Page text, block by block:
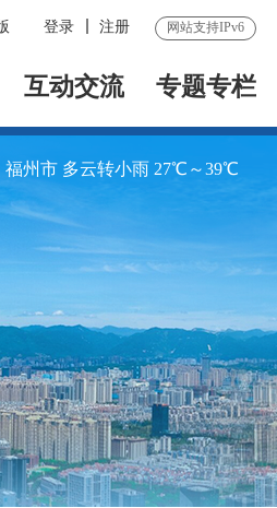
登录 注册 网站支持IPv6
互动交流 专题专栏
福州市 多云转小雨 27℃～39℃